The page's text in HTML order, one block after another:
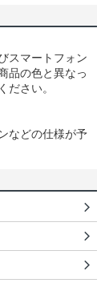
スマートフォン
品の色と異なっ
ださい。
などの仕様が予